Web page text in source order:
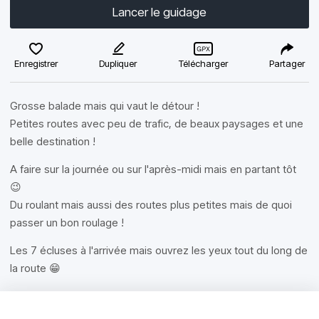
Lancer le guidage
Enregistrer Dupliquer Télécharger Partager
Grosse balade mais qui vaut le détour !
Petites routes avec peu de trafic, de beaux paysages et une
belle destination !
A faire sur la journée ou sur l'après-midi mais en partant tôt
😉
Du roulant mais aussi des routes plus petites mais de quoi
passer un bon roulage !
Les 7 écluses à l'arrivée mais ouvrez les yeux tout du long de
la route 😁